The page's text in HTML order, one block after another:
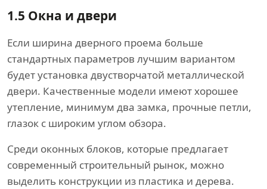
1.5 Окна и двери
Если ширина дверного проема больше
стандартных параметров лучшим вариантом
будет установка двустворчатой металлической
двери. Качественные модели имеют хорошее
утепление, минимум два замка, прочные петли,
глазок с широким углом обзора.
Среди оконных блоков, которые предлагает
современный строительный рынок, можно
выделить конструкции из пластика и дерева.